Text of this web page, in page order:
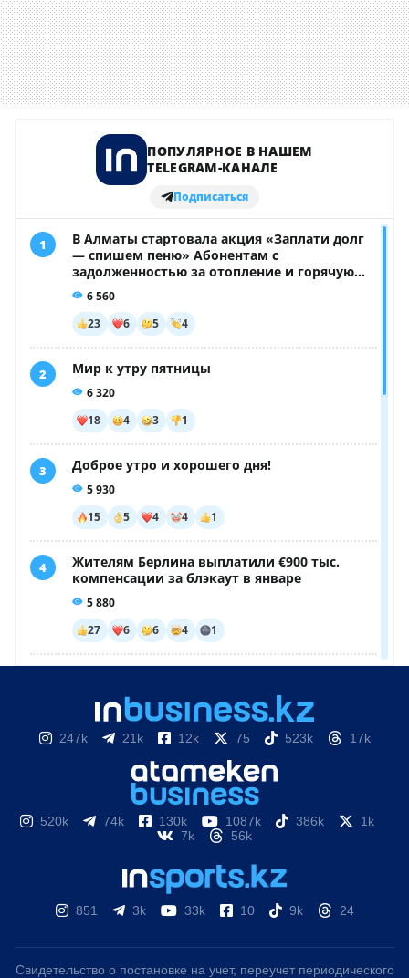
247k 21k 12k 75 523k 17k
520k 74k 130k 1087k 386k
1k
7k
56k
851 3k 33k 10 9k 24
Свидетельство о постановке на учет, переучет периодического